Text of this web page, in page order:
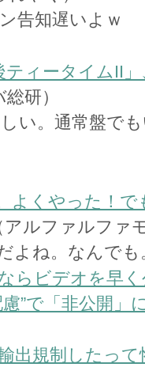
告知遅いよｗ
ィータイムII
総研）
い。通常盤で
よくやった！
アルファルファ
よね。なんでも
らビデオを早
”で「非公開」
出規制したっ